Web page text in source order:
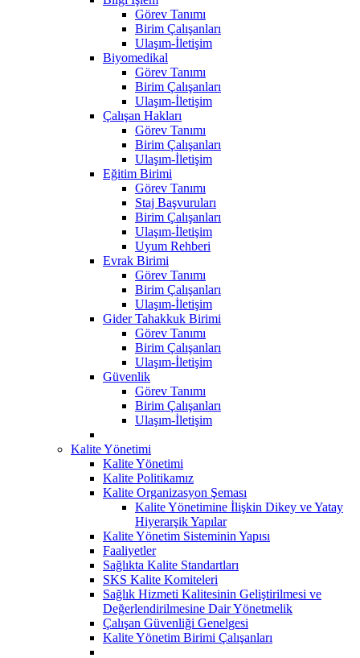
Görev Tanımı
Birim Çalışanları
Ulaşım-İletişim
Biyomedikal
Görev Tanımı
Birim Çalışanları
Ulaşım-İletişim
Çalışan Hakları
Görev Tanımı
Birim Çalışanları
Ulaşım-İletişim
Eğitim Birimi
Görev Tanımı
Staj Başvuruları
Birim Çalışanları
Ulaşım-İletişim
Uyum Rehberi
Evrak Birimi
Görev Tanımı
Birim Çalışanları
Ulaşım-İletişim
Gider Tahakkuk Birimi
Görev Tanımı
Birim Çalışanları
Ulaşım-İletişim
Güvenlik
Görev Tanımı
Birim Çalışanları
Ulaşım-İletişim
Kalite Yönetimi
Kalite Yönetimi
Kalite Politikamız
Kalite Organizasyon Şeması
Kalite Yönetimine İlişkin Dikey ve Yatay
Hiyerarşik Yapılar
Kalite Yönetim Sisteminin Yapısı
Faaliyetler
Sağlıkta Kalite Standartları
SKS Kalite Komiteleri
Sağlık Hizmeti Kalitesinin Geliştirilmesi ve
Değerlendirilmesine Dair Yönetmelik
Çalışan Güvenliği Genelgesi
Kalite Yönetim Birimi Çalışanları